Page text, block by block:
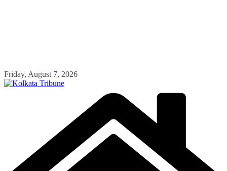
Skip
to
Friday, August 7, 2026